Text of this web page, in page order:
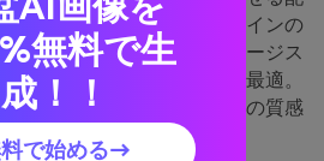
映えし、深いセージがデザインの
やポイントカード、パッケージス
で、文字はチャコール系が最適。
を出すため、さりげない紙の質感
無料で生
成！！
で始める→